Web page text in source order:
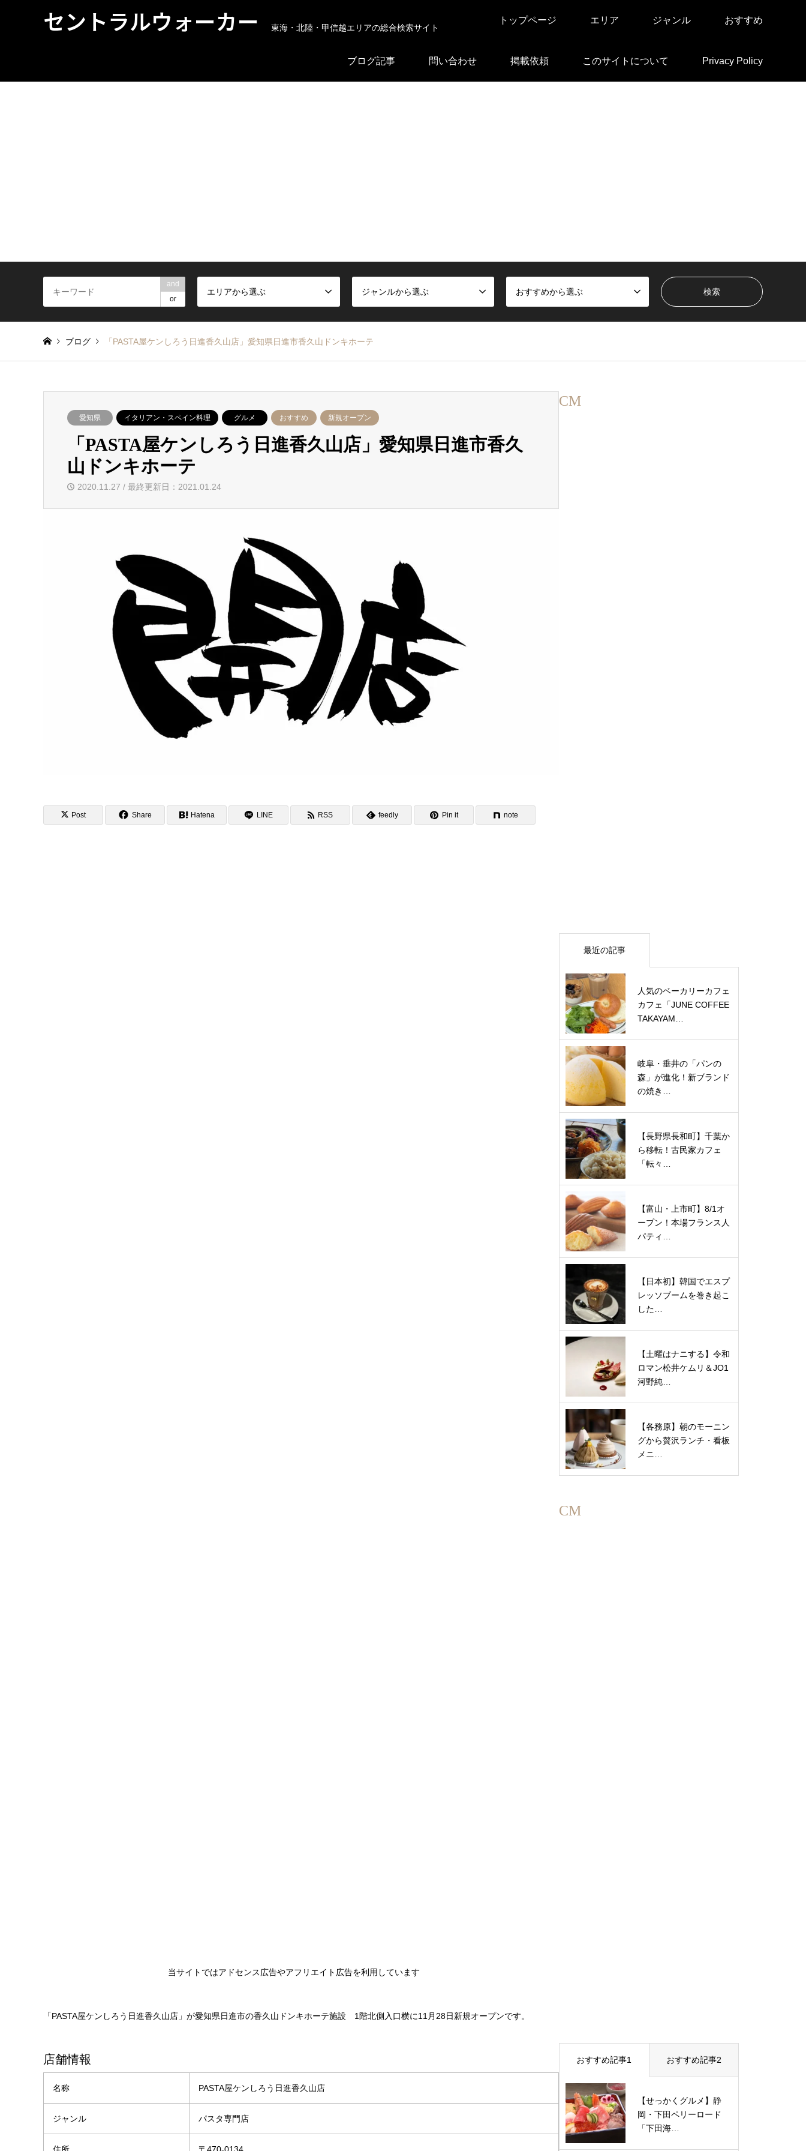
セントラルウォーカー 東海・北陸・甲信越エリアの総合検索サイト
トップページ エリア ジャンル おすすめ
ブログ記事 問い合わせ 掲載依頼 このサイトについて Privacy Policy
and
or
エリアから選ぶ ジャンルから選ぶ おすすめから選ぶ
ブログ 「PASTA屋ケンしろう日進香久山店」愛知県日進市香久山ドンキホーテ
愛知県 イタリアン・スペイン料理 グルメ おすすめ 新規オープン
「PASTA屋ケンしろう日進香久山店」愛知県日進市香久
山ドンキホーテ
2020.11.27 / 最終更新日：2021.01.24
Post Share Hatena LINE RSS feedly Pin it note
当サイトではアドセンス広告やアフリエイト広告を利用しています
「PASTA屋ケンしろう日進香久山店」が愛知県日進市の香久山ドンキホーテ施設 1階北側入口横に11月28日新規オープンです。
店舗情報
名称 PASTA屋ケンしろう日進香久山店
ジャンル パスタ専門店
住所 〒470-0134
CM
最近の記事
人気のベーカリーカフェ
カフェ「JUNE COFFEE
TAKAYAM…
岐阜・垂井の「パンの
森」が進化！新ブランド
の焼き…
【長野県長和町】千葉か
ら移転！古民家カフェ
「転々…
【富山・上市町】8/1オ
ープン！本場フランス人
パティ…
【日本初】韓国でエスプ
レッソブームを巻き起こ
した…
【土曜はナニする】令和
ロマン松井ケムリ＆JO1
河野純…
【各務原】朝のモーニン
グから贅沢ランチ・看板
メニ…
CM
おすすめ記事1 おすすめ記事2
【せっかくグルメ】静
岡・下田ペリーロード
「下田海…